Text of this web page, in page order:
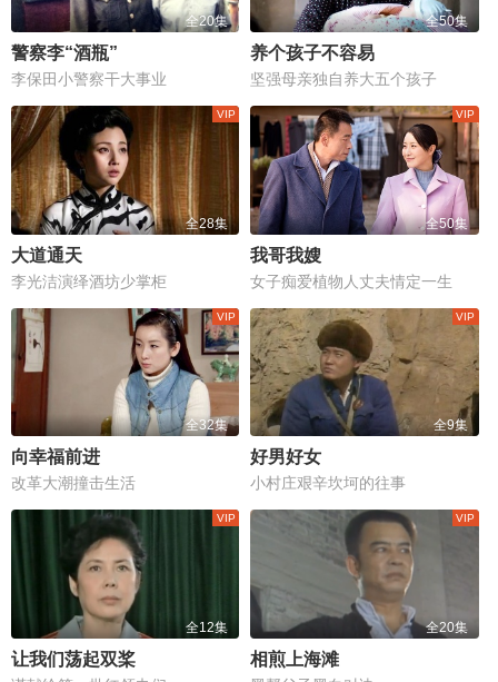
全20集
警察李“酒瓶”
李保田小警察干大事业
全50集
养个孩子不容易
坚强母亲独自养大五个孩子
全28集
大道通天
李光洁演绎酒坊少掌柜
全50集
我哥我嫂
女子痴爱植物人丈夫情定一生
全32集
向幸福前进
改革大潮撞击生活
全9集
好男好女
小村庄艰辛坎坷的往事
全12集
让我们荡起双桨
全20集
相煎上海滩